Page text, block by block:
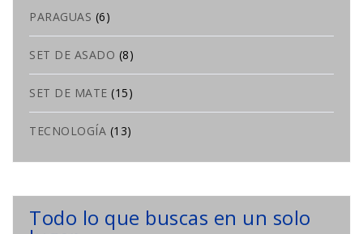
PARAGUAS (6)
SET DE ASADO (8)
SET DE MATE (15)
TECNOLOGÍA (13)
Todo lo que buscas en un solo